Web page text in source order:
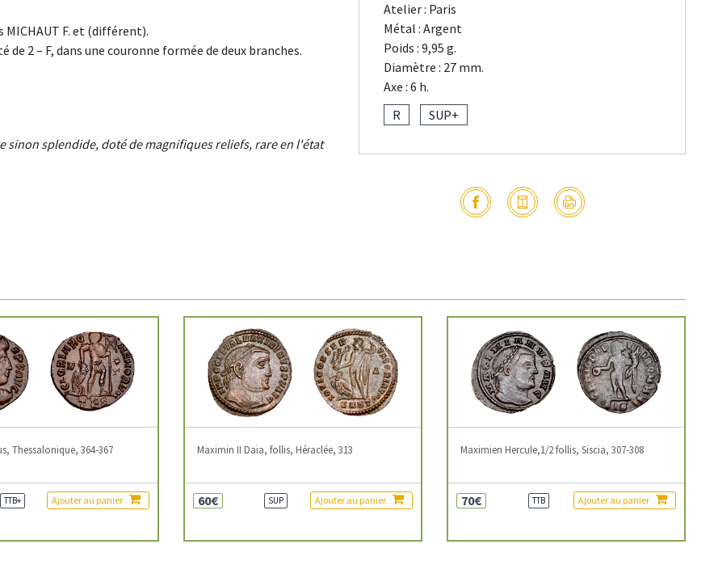
MICHAUT F. et (différent).
2 – F, dans une couronne formée de deux branches.
sinon splendide, doté de magnifiques reliefs, rare en l'état
Atelier : Paris
Métal : Argent
Poids : 9,95 g.
Diamètre : 27 mm.
Axe : 6 h.
R
SUP+
Thessalonique, 364-367
TTB+ Ajouter au panier
Maximin II Daia, follis, Héraclée, 313
60€ SUP Ajouter au panier
Maximien Hercule,1/2 follis, Siscia, 307-308
70€ TTB Ajouter au panier